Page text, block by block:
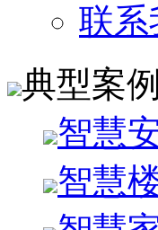
联系
典型案例
智慧
智慧